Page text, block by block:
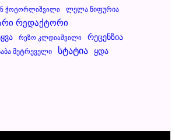
Ჭოტორლიშვილი
Ლელა Წიფურია
Რედაქტორი
Რეზო Კლდიაშვილი Რეცენზია
Მეტრეველი Სტატია Ყდა